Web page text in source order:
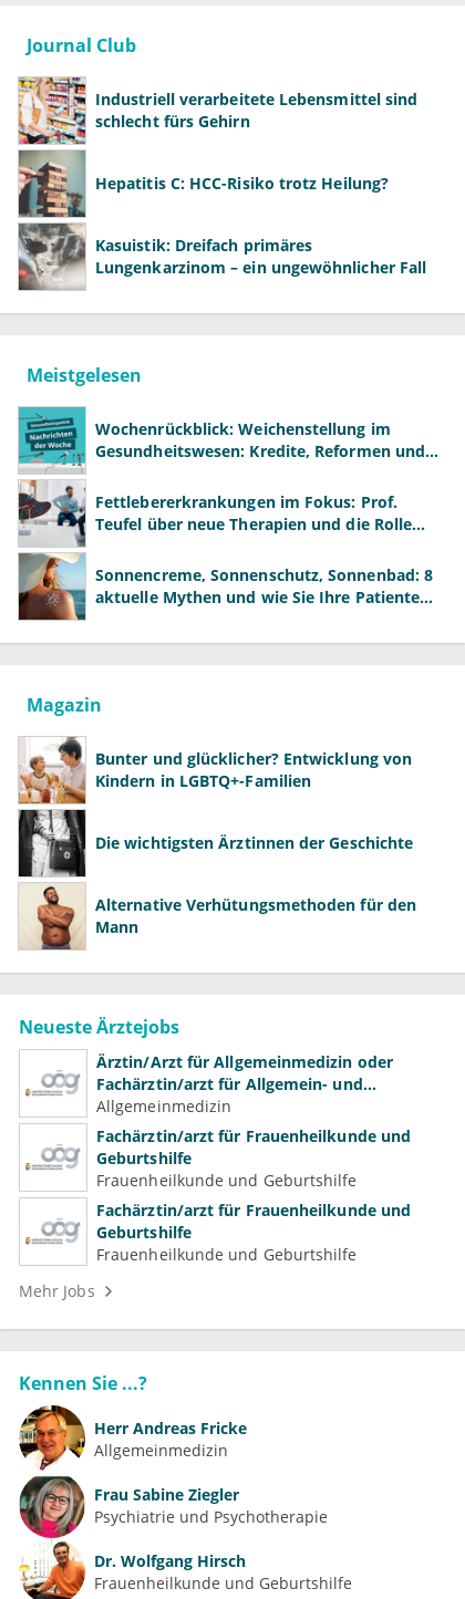
Journal Club
Industriell verarbeitete Lebensmittel sind
schlecht fürs Gehirn
Hepatitis C: HCC-Risiko trotz Heilung?
Kasuistik: Dreifach primäres
Lungenkarzinom – ein ungewöhnlicher Fall
Meistgelesen
Wochenrückblick: Weichenstellung im
Gesundheitswesen: Kredite, Reformen und
Fettlebererkrankungen im Fokus: Prof.
Teufel über neue Therapien und die Rolle
Sonnencreme, Sonnenschutz, Sonnenbad: 8
aktuelle Mythen und wie Sie Ihre Patienten
Magazin
Bunter und glücklicher? Entwicklung von
Kindern in LGBTQ+-Familien
Die wichtigsten Ärztinnen der Geschichte
Alternative Verhütungsmethoden für den
Mann
Neueste Ärztejobs
Ärztin/Arzt für Allgemeinmedizin oder
Fachärztin/arzt für Allgemein- und
Familienmedizin für Psychiatrie und
Psychotherapeutische Medizin
Allgemeinmedizin
Fachärztin/arzt für Frauenheilkunde und
Geburtshilfe
Frauenheilkunde und Geburtshilfe
Fachärztin/arzt für Frauenheilkunde und
Geburtshilfe
Frauenheilkunde und Geburtshilfe
Mehr Jobs
Kennen Sie ...?
Herr Andreas Fricke
Allgemeinmedizin
Frau Sabine Ziegler
Psychiatrie und Psychotherapie
Dr. Wolfgang Hirsch
Frauenheilkunde und Geburtshilfe